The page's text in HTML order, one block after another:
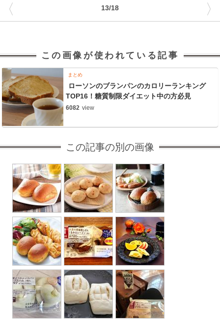
13/18
〈 〉
この画像が使われている記事
まとめ
ローソンのブランパンのカロリーランキング
TOP16！糖質制限ダイエット中の方必見
6082 view
この記事の別の画像